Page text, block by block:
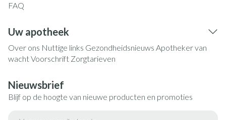
FAQ
Uw apotheek
Over ons Nuttige links Gezondheidsnieuws Apotheker van
wachtVoorschrift Zorgtarieven
Nieuwsbrief
Blijf op de hoogte van nieuwe producten en promoties